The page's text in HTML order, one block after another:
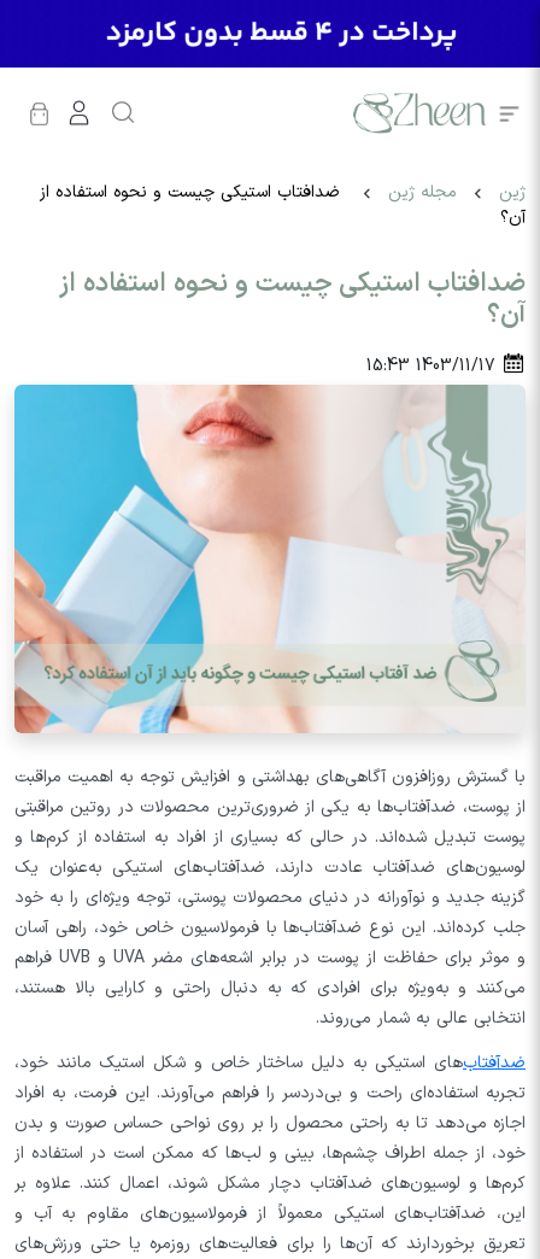
ژین مجله ژین
ضدافتاب استیکی چیست و نحوه استفاده از
آن؟
ضدافتاب استیکی چیست و نحوه استفاده از
آن؟
1403/11/17
15:43
با گسترش روزافزون آگاهی‌های بهداشتی و افزایش توجه به اهمیت مراقبت
از پوست، ضدآفتاب‌ها به یکی از ضروری‌ترین محصولات در روتین مراقبتی
پوست تبدیل شده‌اند. در حالی که بسیاری از افراد به استفاده از کرم‌ها و
لوسیون‌های ضدآفتاب عادت دارند، ضدآفتاب‌های استیکی به‌عنوان یک
گزینه جدید و نوآورانه در دنیای محصولات پوستی، توجه ویژه‌ای را به خود
جلب کرده‌اند. این نوع ضدآفتاب‌ها با فرمولاسیون خاص خود، راهی آسان
و موثر برای حفاظت از پوست در برابر اشعه‌های مضر UVA و UVB فراهم
می‌کنند و به‌ویژه برای افرادی که به دنبال راحتی و کارایی بالا هستند،
انتخابی عالی به شمار می‌روند.
ضدآفتاب‌های استیکی به دلیل ساختار خاص و شکل استیک مانند خود،
تجربه استفاده‌ای راحت و بی‌دردسر را فراهم می‌آورند. این فرمت، به افراد
اجازه می‌دهد تا به راحتی محصول را بر روی نواحی حساس صورت و بدن
خود، از جمله اطراف چشم‌ها، بینی و لب‌ها که ممکن است در استفاده از
کرم‌ها و لوسیون‌های ضدآفتاب دچار مشکل شوند، اعمال کنند. علاوه بر
این، ضدآفتاب‌های استیکی معمولاً از فرمولاسیون‌های مقاوم به آب و
تعریق برخوردارند که آن‌ها را برای فعالیت‌های روزمره یا حتی ورزش‌های